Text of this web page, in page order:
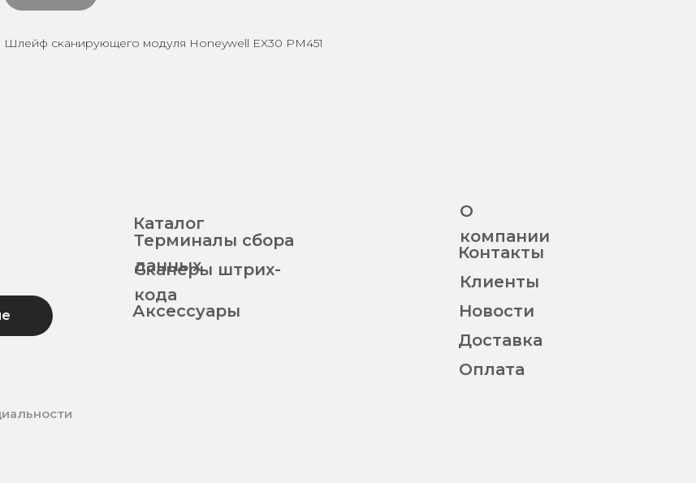
Шлейф сканирующего модуля Honeywell EX30 PM451
Каталог
Контакты
Новости
Оплата
Доставка
Клиенты
О
компании
Аксессуары
Терминалы сбора
данных
Сканеры штрих-
кода